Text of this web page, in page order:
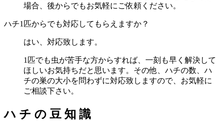
場合、後からでもお気軽にご依頼ください。
ハチ1匹からでも対応してもらえますか？
はい、対応致します。
1匹でも虫が苦手な方からすれば、一刻も早く解決して
ほしいお気持ちだと思います。その他、ハチの数、ハ
チの巣の大小を問わずに対応致しますので、お気軽に
ご相談下さい。
ハ チ の 豆 知 識